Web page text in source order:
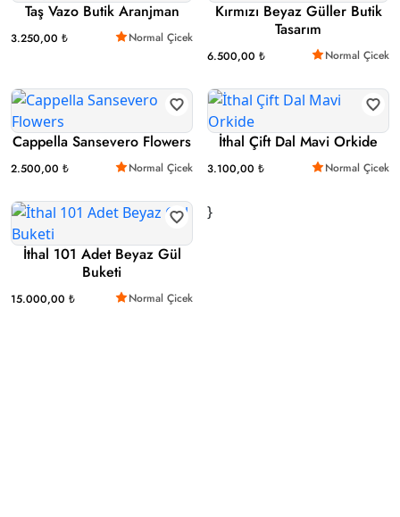
Taş Vazo Butik Aranjman
3.250,00 ₺ Normal Çicek
Kırmızı Beyaz Güller Butik
Tasarım
6.500,00 ₺ Normal Çicek
Cappella Sansevero Flowers
2.500,00 ₺ Normal Çicek
İthal Çift Dal Mavi Orkide
3.100,00 ₺ Normal Çicek
İthal 101 Adet Beyaz Gül
Buketi
15.000,00 ₺ Normal Çicek
}